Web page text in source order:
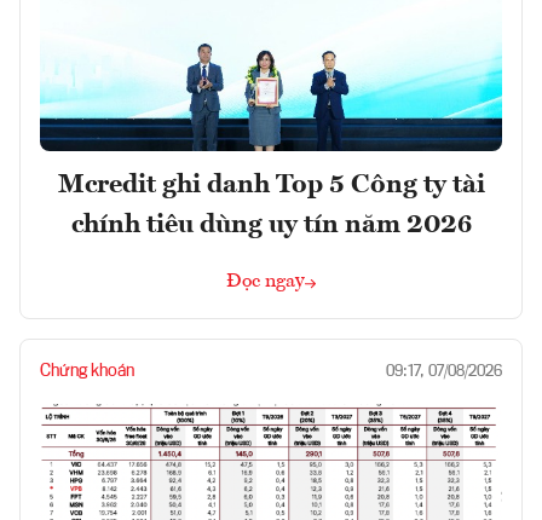
Mcredit ghi danh Top 5 Công ty tài
chính tiêu dùng uy tín năm 2026
Đọc ngay
Chứng khoán 09:17, 07/08/2026